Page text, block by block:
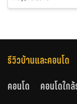
รีวิวบ้านและคอนโด
คอนโด
คอนโดใก